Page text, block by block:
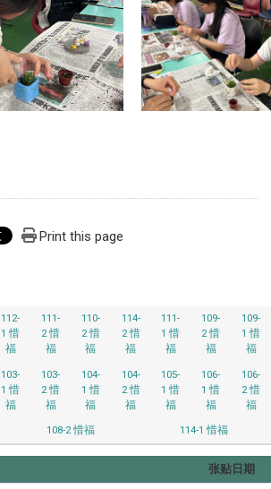
Print this page
112-
1 惜
福
111-
2 惜
福
110-
2 惜
福
114-
2 惜
福
111-
1 惜
福
109-
2 惜
福
109-
1 惜
福
103-
1 惜
福
103-
2 惜
福
104-
1 惜
福
104-
2 惜
福
105-
1 惜
福
106-
1 惜
福
106-
2 惜
福
108-2 惜福 114-1 惜福
张贴日期